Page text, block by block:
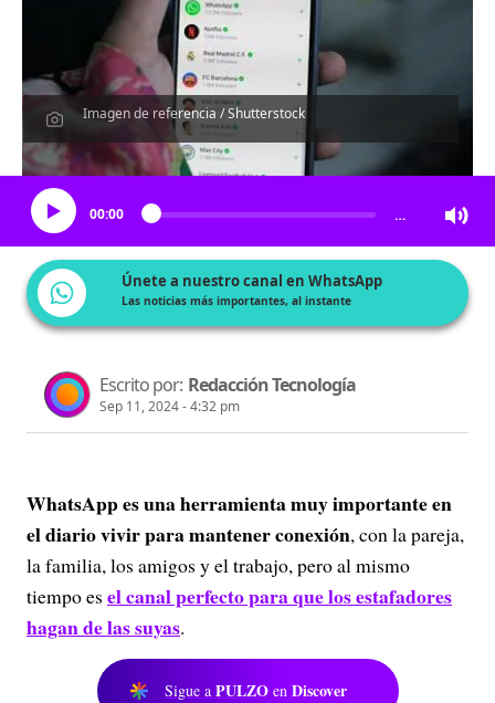
Imagen de referencia / Shutterstock
Escucha el artículo
00:00 …
Únete a nuestro canal en WhatsApp
Las noticias más importantes, al instante
Escrito por: Redacción Tecnología
Sep 11, 2024 - 4:32 pm
WhatsApp es una herramienta muy importante en
el diario vivir para mantener conexión, con la pareja,
la familia, los amigos y el trabajo, pero al mismo
tiempo es el canal perfecto para que los estafadores
hagan de las suyas.
Sigue a PULZO en Discover